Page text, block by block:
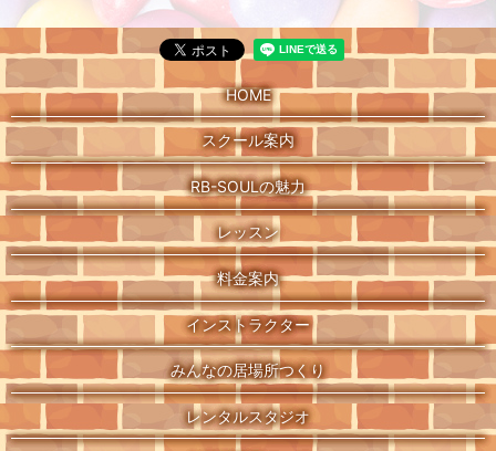
HOME
スクール案内
RB-SOULの魅力
レッスン
料金案内
インストラクター
みんなの居場所つくり
レンタルスタジオ